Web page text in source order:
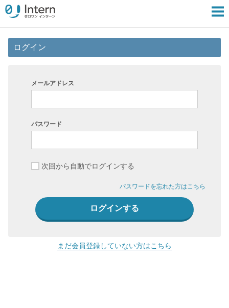
ログイン
メールアドレス
パスワード
次回から自動でログインする
パスワードを忘れた方はこちら
まだ会員登録していない方はこちら